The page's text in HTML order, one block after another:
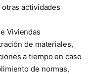
actividades
Viviendas
de materiales,
a tiempo en caso
de normas,